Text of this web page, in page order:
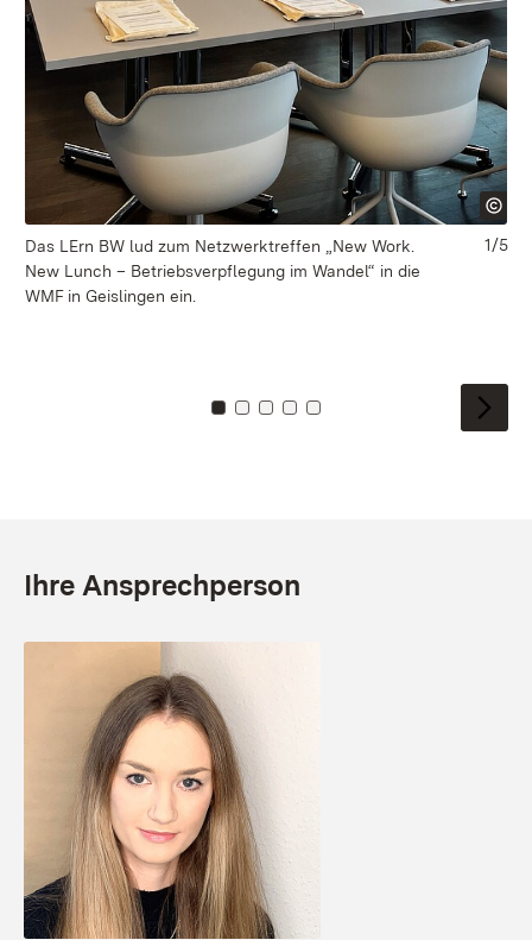
Das LErn BW lud zum Netzwerktreffen „New Work.
New Lunch – Betriebsverpflegung im Wandel“ in die
WMF in Geislingen ein.
Zu Kachel: 0
Zu Kachel: 1
Zu Kachel: 2
Zu Kachel: 3
Zu Kachel: 4
1/5
Ihre Ansprechperson